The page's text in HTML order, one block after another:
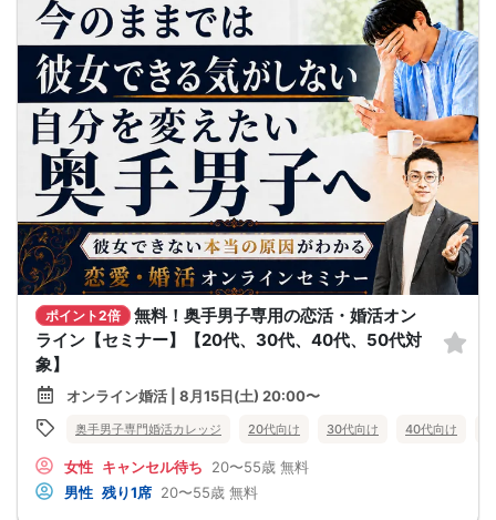
ポイント2倍
無料！奥手男子専用の恋活・婚活オン
ライン【セミナー】【20代、30代、40代、50代対
象】
オンライン婚活 | 8月15日(土) 20:00〜
奥手男子専門婚活カレッジ 20代向け 30代向け 40代向け
女性 キャンセル待ち 20〜55歳 無料
男性 残り1席 20〜55歳 無料